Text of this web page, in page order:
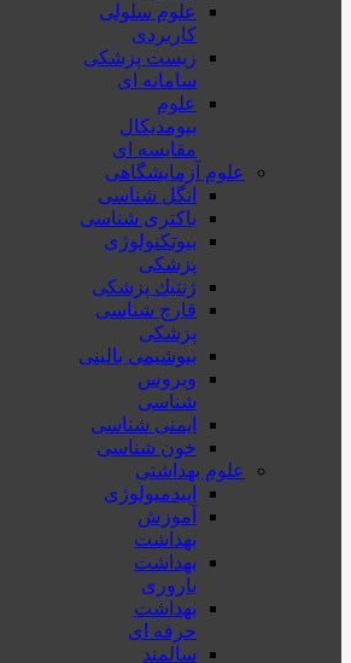
علوم سلولی
کاربردی
زیست پزشکی
سامانه ای
علوم
بیومدیکال
مقایسه ای
علوم آزمایشگاهی
انگل شناسی
باکتری شناسی
بیوتکنولوژی
پزشکی
ژنتيك پزشکی
قارچ شناسی
پزشكی
بیوشیمی بالینی
ویروس
شناسی
ایمنی شناسی
خون شناسی
علوم بهداشتی
اپیدمیولوژی
آموزش
بهداشت
بهداشت
باروری
بهداشت
حرفه ای
سالمند